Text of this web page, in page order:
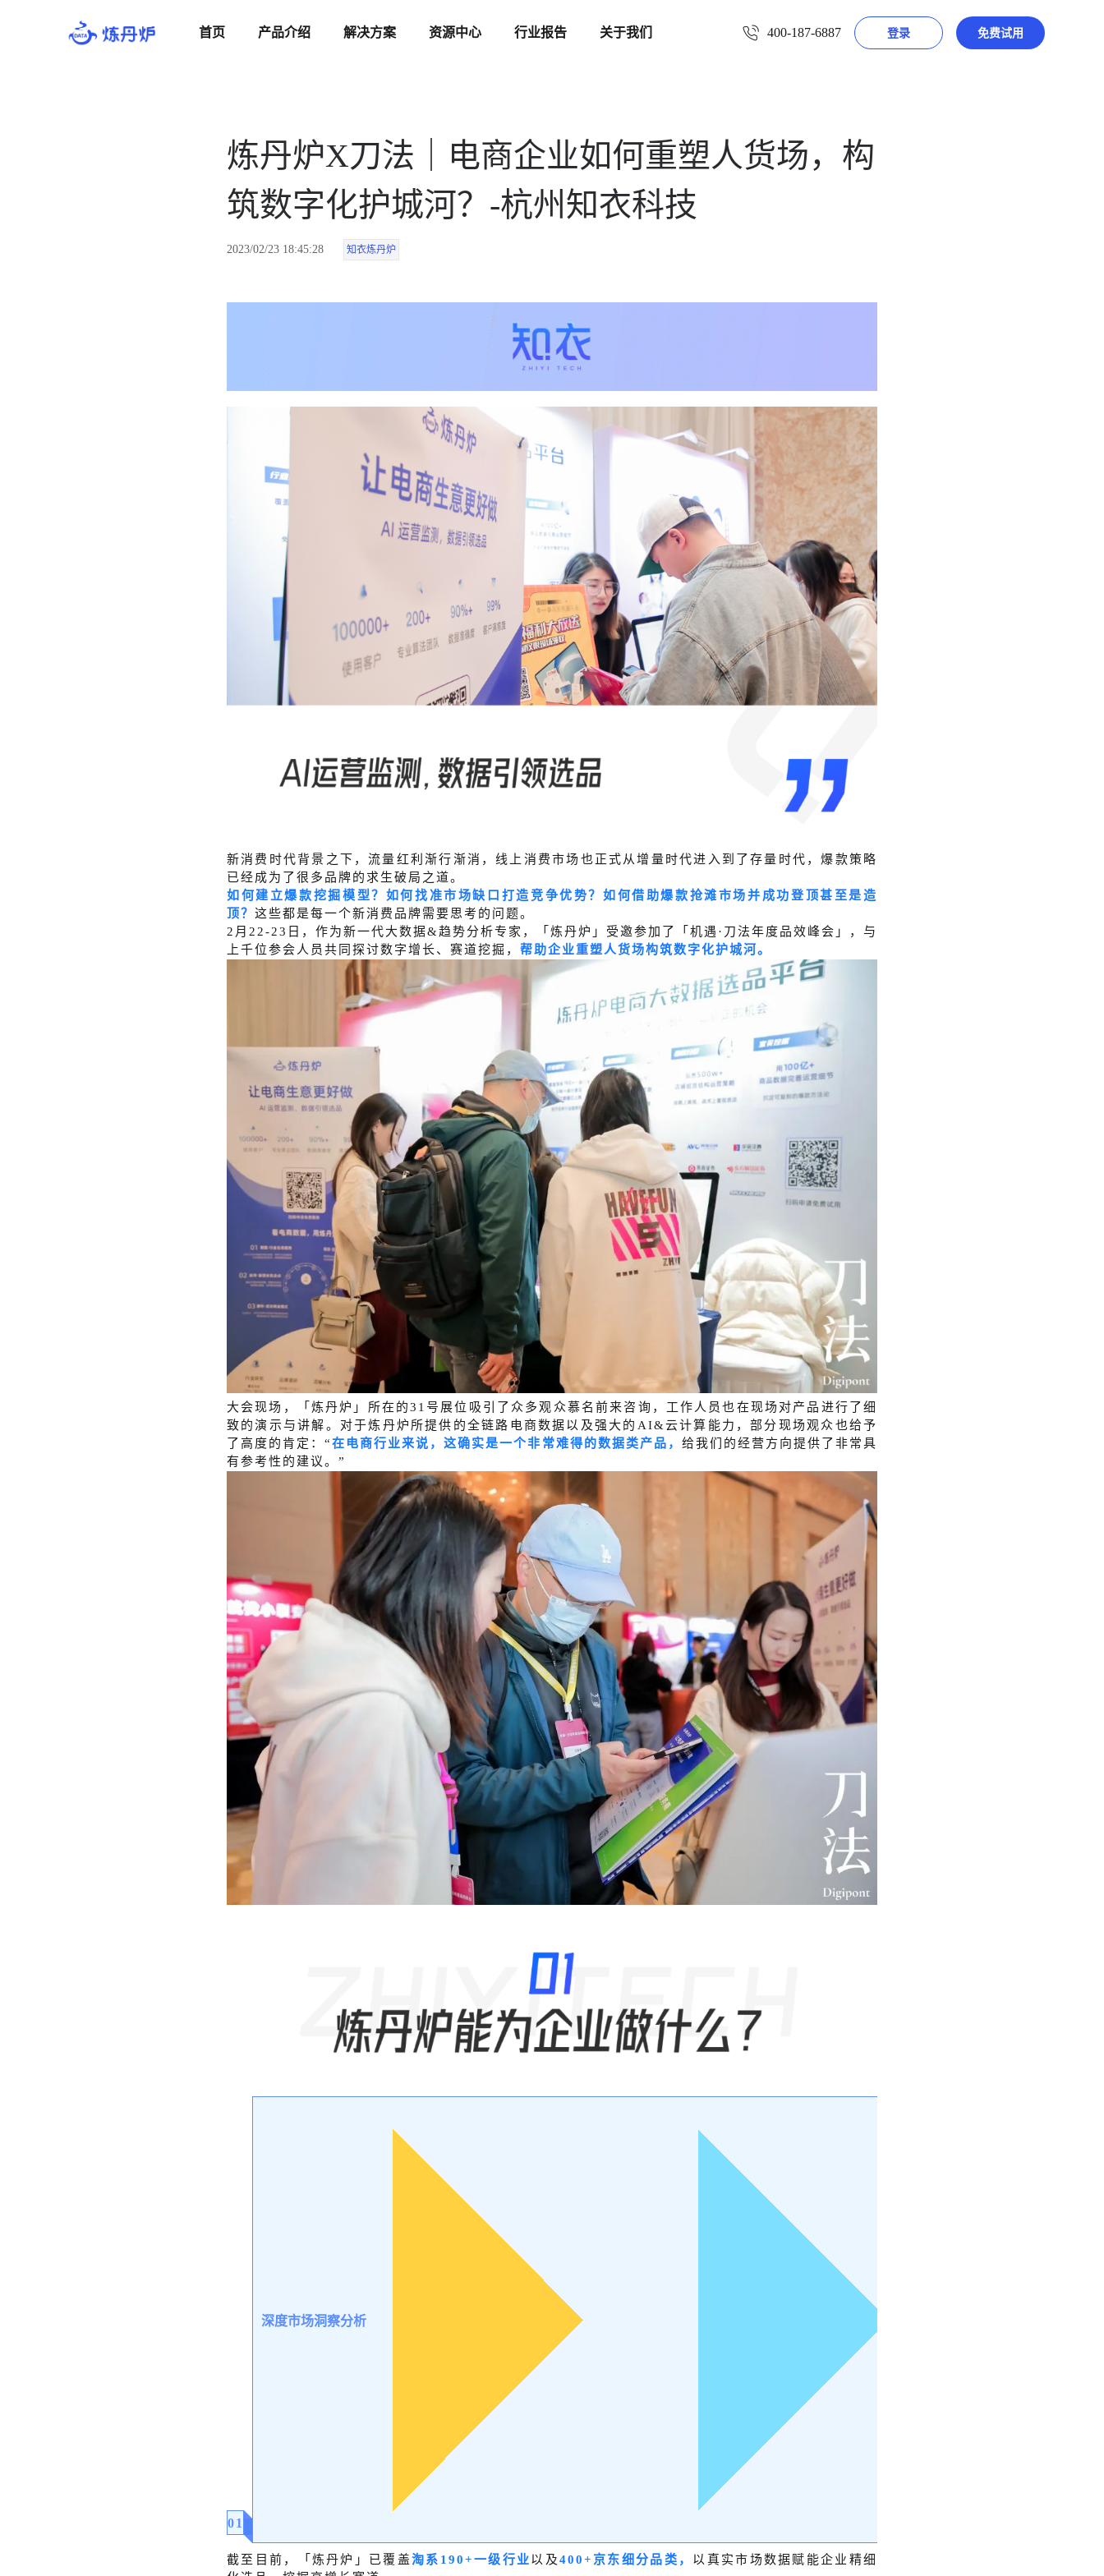
首页 产品介绍 解决方案 资源中心 行业报告 关于我们 400-187-6887 登录 免费试用
炼丹炉X刀法｜电商企业如何重塑人货场，构
筑数字化护城河？-杭州知衣科技
2023/02/23 18:45:28 知衣炼丹炉
新消费时代背景之下，流量红利渐行渐消，线上消费市场也正式从增量时代进入到了存量时代，爆款策略
已经成为了很多品牌的求生破局之道。
如何建立爆款挖掘模型？如何找准市场缺口打造竞争优势？如何借助爆款抢滩市场并成功登顶甚至是造
顶？ 这些都是每一个新消费品牌需要思考的问题。
2月22-23日，作为新⼀代⼤数据&趋势分析专家，「炼丹炉」受邀参加了「机遇·刀法年度品效峰会」，与
上千位参会人员共同探讨数字增长、赛道挖掘， 帮助企业重塑人货场构筑数字化护城河。
大会现场，「炼丹炉」所在的31号展位吸引了众多观众慕名前来咨询，工作人员也在现场对产品进行了细
致的演示与讲解。 对于炼丹炉所提供的全链路电商数据以及强大的 AI&云计算能⼒，部分现场观众也给予
了高度的肯定：“在电商行业来说，这确实是一个非常难得的数据类产品， 给我们的经营方向提供了非常具
有参考性的建议。”
01
深度市场洞察分析
截至目前，「炼丹炉」已覆盖淘系190+一级行业以及400+京东细分品类， 以真实市场数据赋能企业精细